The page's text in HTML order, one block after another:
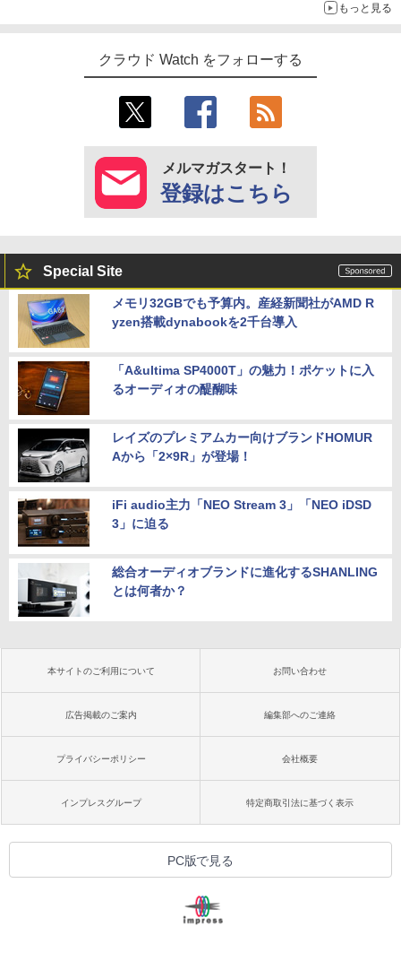
もっと見る
クラウド Watch をフォローする
メルマガスタート！
登録はこちら
Special Site
メモリ32GBでも予算内。産経新聞社がAMD R
yzen搭載dynabookを2千台導入
「A&ultima SP4000T」の魅力！ポケットに入
るオーディオの醍醐味
レイズのプレミアムカー向けブランドHOMUR
Aから「2×9R」が登場！
iFi audio主力「NEO Stream 3」「NEO iDSD
3」に迫る
総合オーディオブランドに進化するSHANLING
とは何者か？
本サイトのご利用について お問い合わせ
広告掲載のご案内 編集部へのご連絡
プライバシーポリシー 会社概要
インプレスグループ 特定商取引法に基づく表示
PC版で見る